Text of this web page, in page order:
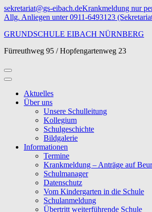
Zum
Inhalt
(Eingabetaste
sekretariat@gs-eibach.deKrankmeldung nur
Allg. Anliegen unter 0911-6493123
GRUNDSCHULE EIBACH NÜRNBERG
Fürreuthweg 95 / Hopfengartenweg 23
Aktuelles
Über uns
Unsere Schulleitung
Kollegium
Schulgeschichte
Bildgalerie
Informationen
Termine
Krankmeldung – Anträge auf
Schulmanager
Datenschutz
Vom Kindergarten in die Schule
Schulanmeldung
Übertritt weiterführende Schule